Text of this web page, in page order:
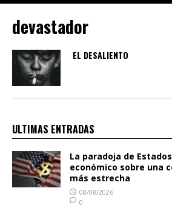
devastador
EL DESALIENTO
ULTIMAS ENTRADAS
La paradoja de
económico sobre una
más estrecha
08/08/2026
0